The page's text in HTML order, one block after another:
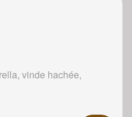
vinde hachée,